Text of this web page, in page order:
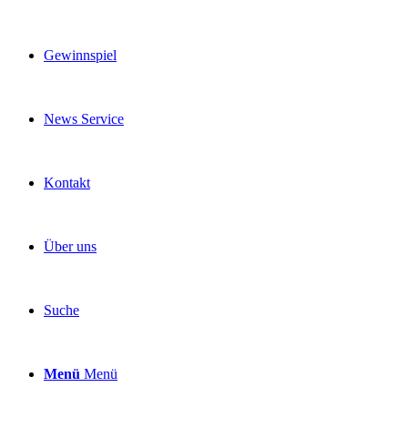
Gewinnspiel
News Service
Kontakt
Über uns
Suche
Menü Menü